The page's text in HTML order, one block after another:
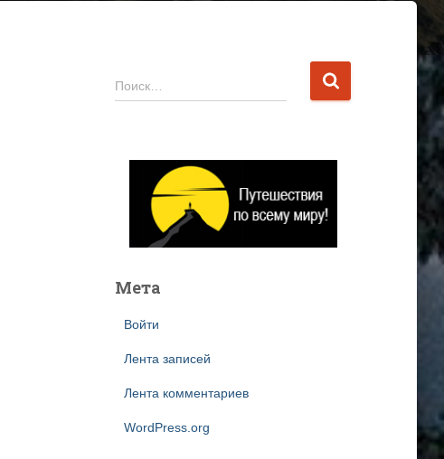
Н
а
Поиск…
Мета
Войти
Лента записей
Лента комментариев
WordPress.org